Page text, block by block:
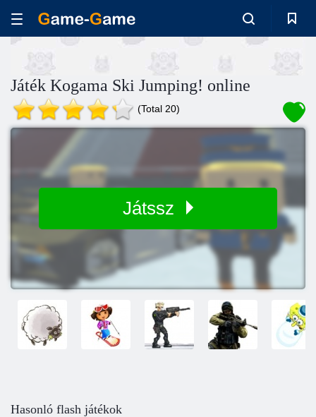
Játék Kogama Ski Jumping! online
(Total 20)
Játssz
Hasonló flash játékok